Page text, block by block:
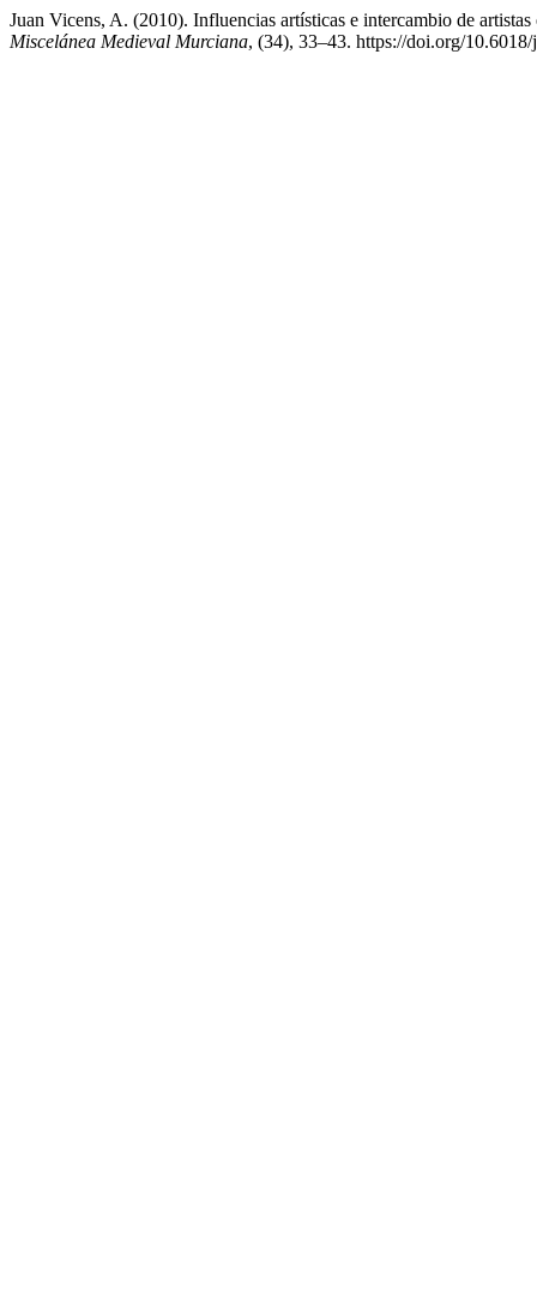
Juan Vicens, A. (2010). Influencias artísticas e intercambio de
Miscelánea Medieval Murciana, (34), 33–43. https://doi.org/